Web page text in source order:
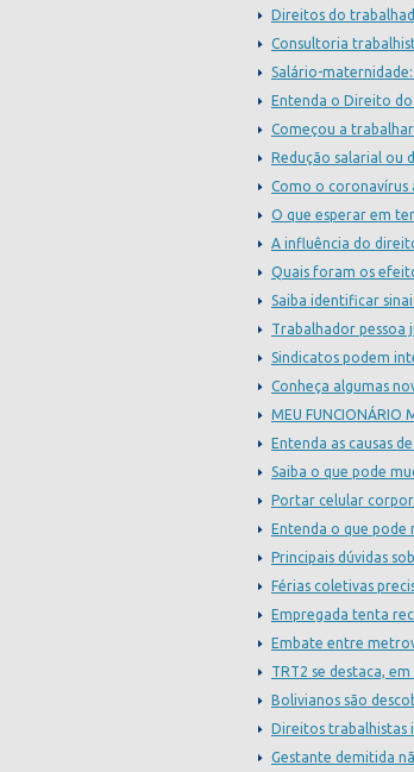
Direitos do
Consultoria
Salário-
Entenda o Direito
Começou a
Redução salarial ou
Como o coronavírus
O que esperar em
A influência do
Quais foram os
Saiba identificar
Trabalhador pessoa
Sindicatos podem
Conheça algumas
MEU FUNCIONÁRIO
Entenda as causas
Saiba o que pode
Portar celular
Entenda o que pode
Principais dúvidas
Férias coletivas
Empregada tenta
Embate entre
TRT2 se destaca, em
Bolivianos são
Direitos trabalhistas
Gestante demitida